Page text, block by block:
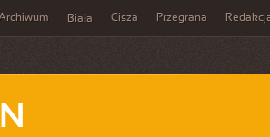
Biała Cisza Przegrana